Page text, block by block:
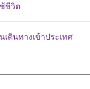
ชีวิต
ดินทางเข้าประเทศ